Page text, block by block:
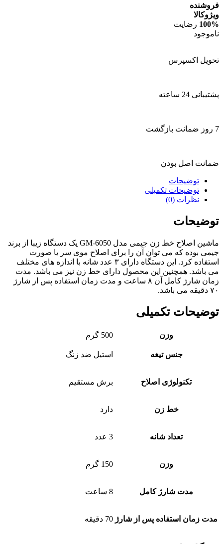
فروشنده
ویژوکالا
100% رضایت
ناموجود
تحویل اکسپرس
پشتیبانی 24 ساعته
7 روز ضمانت بازگشت
ضمانت اصل بودن
توضیحات
توضیحات تکمیلی
نظرات (0)
توضیحات
ماشین اصلاح خط زن جیمی مدل GM-6050 یک دستگاه زیبا از برند
جیمی بوده که می توان آن را برای اصلاح موی سر یا صورت
استفاده کرد. این دستگاه دارای ۳ عدد شانه با اندازه های مختلف
می باشد. همچنین این محصول دارای خط زن نیز می باشد. مدت
زمان شارژ کامل آن ۸ ساعت و مدت زمان استفاده پس از شارژ
۷۰ دقیقه می باشد.
توضیحات تکمیلی
وزن 500 گرم
جنس تیغه استیل ضد زنگ
تکنولوژی اصلاح برش مستقیم
خط زن دارد
تعداد شانه 3 عدد
وزن 150 گرم
مدت شارژ کامل 8 ساعت
مدت زمان استفاده پس از شارژ 70 دقیقه